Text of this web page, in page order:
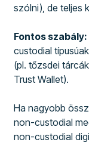
szólni), de teljes
Fontos szabály:
custodial
(pl. tőzsdei
Trust Wallet).
Ha nagyobb
non-custodial
non-custodial